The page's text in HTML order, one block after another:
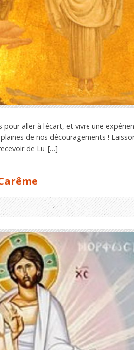
aller à l’écart, et vivre une
de nos découragements !
de Lui […]